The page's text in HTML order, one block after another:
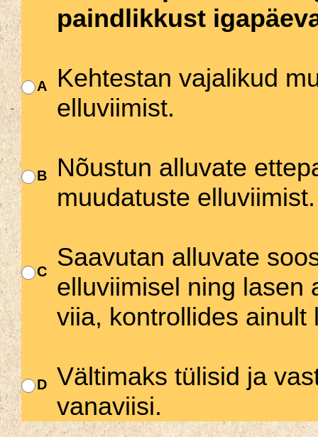
paindlikkust
A
Kehtestan vajalikud
elluviimist.
B
Nõustun alluvate
muudatuste elluviimist.
C
Saavutan alluvate
elluviimisel ning lasen
viia, kontrollides ainult
D
Vältimaks tülisid ja
vanaviisi.